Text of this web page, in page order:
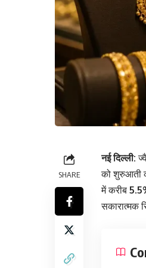
SHARE
नई दिल्ली:
को शुरुआती
में करीब
सकारात्मक